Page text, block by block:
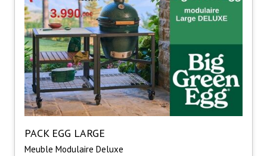
PACK EGG LARGE
Meuble Modulaire Deluxe